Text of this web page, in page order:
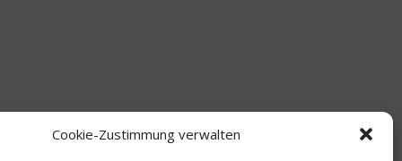
Cookie-Zustimmung verwalten